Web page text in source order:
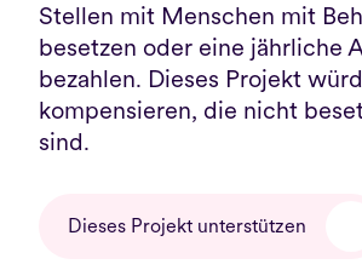
Stellen mit Menschen mit
besetzen oder eine jährliche
bezahlen. Dieses Projekt
kompensieren, die nicht
sind.
Dieses Projekt unterstützen